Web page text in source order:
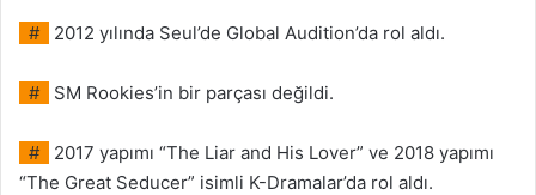
# 2012 yılında Seul’de Global Audition’da rol aldı.
# SM Rookies’in bir parçası değildi.
#
2017 yapımı “The Liar and His Lover” ve 2018 yapımı
“The Great Seducer” isimli K-Dramalar’da rol aldı.